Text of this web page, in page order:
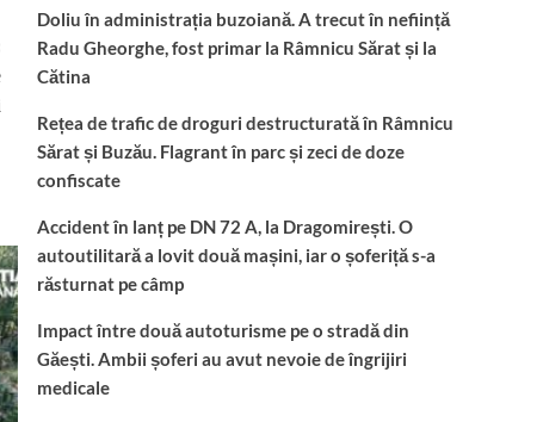
Doliu în administrația buzoiană. A trecut în neființă
Radu Gheorghe, fost primar la Râmnicu Sărat și la
Cătina
Rețea de trafic de droguri destructurată în Râmnicu
Sărat și Buzău. Flagrant în parc și zeci de doze
confiscate
Accident în lanț pe DN 72 A, la Dragomirești. O
autoutilitară a lovit două mașini, iar o șoferiță s-a
răsturnat pe câmp
Impact între două autoturisme pe o stradă din
Găești. Ambii șoferi au avut nevoie de îngrijiri
medicale